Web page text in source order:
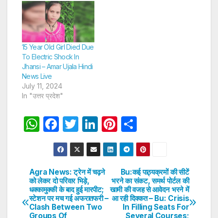
15 Year Old Girl Died Due
To Electric Shock In
Jhansi – Amar Ujala Hindi
News Live
July 11, 2024
In "उत्तर प्रदेश"
W
s
A
p
F
a
c
e
b
o
T
w
itt
er
Li
n
k
e
dI
n
Pi
nt
er
e
st
h
ar
e
Post
navigation
Bu:कई पाठ्यक्रमों की सीटें
भरने का संकट, समर्थ पोर्टल की
खामी की वजह से आवेदन भरने में
आ रही दिक्कत – Bu: Crisis
In Filling Seats For
Several Courses;
Agra News: ट्रेन में चढ़ने
को लेकर दो परिवार भिड़े,
धक्कामुक्की के बाद हुई मारपीट;
स्टेशन पर मच गई अफरातफरी –
Clash Between Two
Groups Of